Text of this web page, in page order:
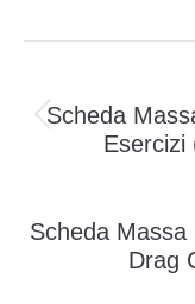
tra
Scheda
Esercizi
Scheda Massa
Drag